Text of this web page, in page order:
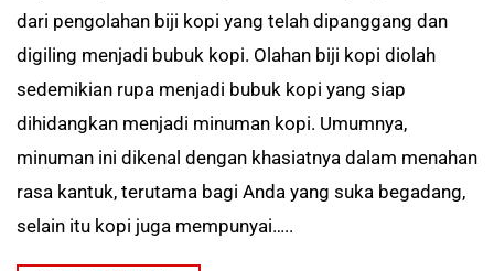
dari pengolahan biji kopi yang telah dipanggang dan
digiling menjadi bubuk kopi. Olahan biji kopi diolah
sedemikian rupa menjadi bubuk kopi yang siap
dihidangkan menjadi minuman kopi. Umumnya,
minuman ini dikenal dengan khasiatnya dalam menahan
rasa kantuk, terutama bagi Anda yang suka begadang,
selain itu kopi juga mempunyai…..